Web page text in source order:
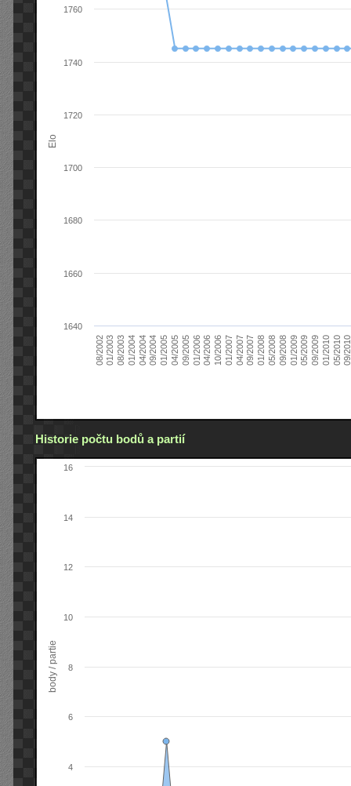
Elo
08/200201/200308/200301/200404/200409/200401/200504/200509/200501/200604/200610/200601/200704/200709/200701/200805/200809/200801/200905/200909/200901/201005/201009/
1640
1660
1680
1700
1720
1740
1760
Historie počtu bodů a partií
body / partie
4
6
8
10
12
14
16